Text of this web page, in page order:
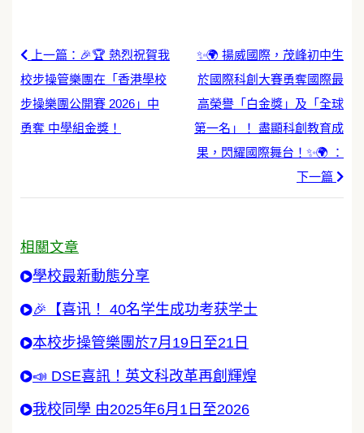
上一篇：🎉🏆 熱烈祝賀我
校步操管樂團在「香港學校
步操樂團公開賽 2026」中
勇奪 中學組金獎！
✨🌍 揚威國際，茂峰初中生
於國際科創大賽勇奪國際最
高榮譽「白金獎」及「全球
第一名」！ 盡顯科創教育成
果，閃耀國際舞台！✨🌍 ：
下一篇
相關文章
學校最新動態分享
🎉【喜讯！ 40名学生成功考获学士
本校步操管樂團於7月19日至21日
📣 DSE喜訊！英文科改革再創輝煌
我校同學 由2025年6月1日至2026